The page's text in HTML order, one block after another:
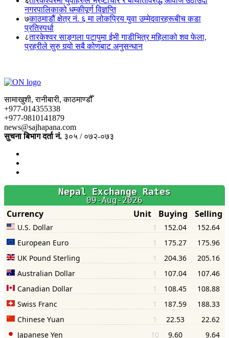
नगरपालिकाको धम्कीपूर्ण विज्ञप्ति
७काठमाडौं क्षेत्र नं. ६ मा लोकप्रिय युवा उम्मेदवारहरूबीच कडा
प्रतिस्पर्धा
८तारकेश्वर साङ्गला पटापुमा ईभी गाडीभित्र महिलाको शव फेला,
प्रहरीले सुरु गर्‍यो सबै कोणबाट अनुसन्धान
सामाखुशी, रानीबारी, काठमाण्डौँ
+977-014355338
+977-9810141879
news@sajhapana.com
सुचना बिभाग दर्ता नं. ३०५ / ०७२-०७३